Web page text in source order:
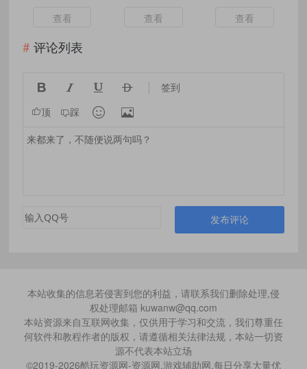
模板 86款 12GB
查看
实操全流程素材
查看 查看
评论列表
    签到
顶 踩  
发布评论
本站收集的信息若侵害到您的利益，请联系我们删除处理,侵
权处理邮箱 kuwanw@qq.com
本站资源来自互联网收集，仅供用于学习和交流，我们尊重任
何软件和教程作者的版权，请遵循相关法律法规，本站一切资
源不代表本站立场
©2019-2026酷玩资源网-资源网,游戏辅助网,每日分享大量优